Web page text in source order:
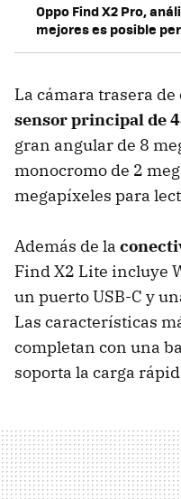
Oppo Find X2 Pro,
mejores es posible
La cámara trasera
sensor principal de
gran angular de 8
monocromo de 2
megapíxeles para
Además de la
Find X2 Lite incluye
un puerto USB-C y
Las características
completan con una
soporta la carga